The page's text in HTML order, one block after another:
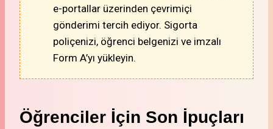
e-portallar üzerinden çevrimiçi
gönderimi tercih ediyor. Sigorta
poliçenizi, öğrenci belgenizi ve imzalı
Form A’yı yükleyin.
Öğrenciler İçin Son İpuçları